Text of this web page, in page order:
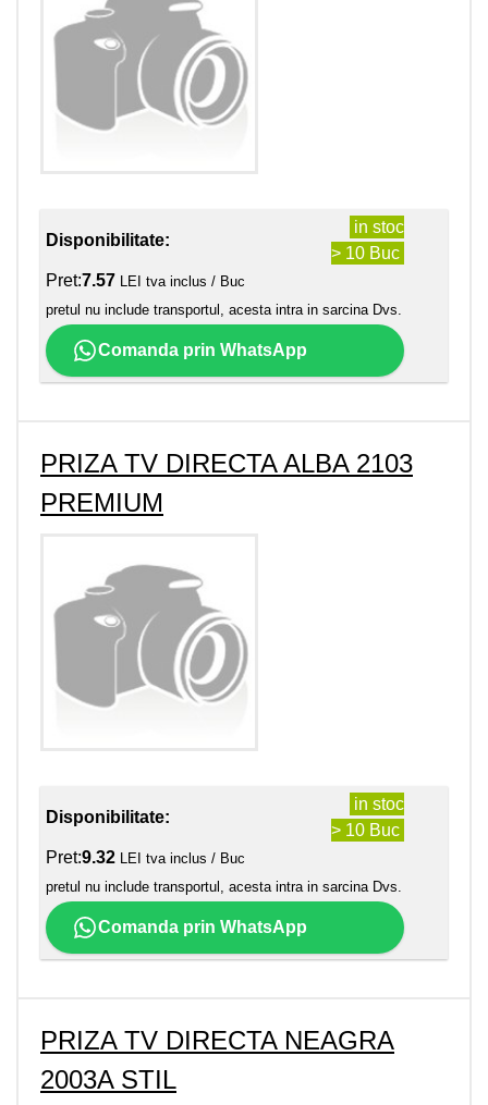
Disponibilitate:
in stoc
> 10 Buc
Pret:7.57 LEI tva inclus / Buc
pretul nu include transportul, acesta intra in sarcina Dvs.
Comanda prin WhatsApp
PRIZA TV DIRECTA ALBA 2103
PREMIUM
Disponibilitate:
in stoc
> 10 Buc
Pret:9.32 LEI tva inclus / Buc
pretul nu include transportul, acesta intra in sarcina Dvs.
Comanda prin WhatsApp
PRIZA TV DIRECTA NEAGRA
2003A STIL